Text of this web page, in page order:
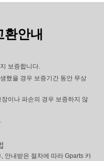
안내
보증합니다.
했을 경우 보증기간 동안 무상
이나 파손의 경우 보증하지 않
안내받은 절차에 따라 Gparts 카